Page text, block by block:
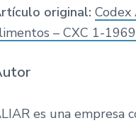
original:
– CXC 1-
es una empresa